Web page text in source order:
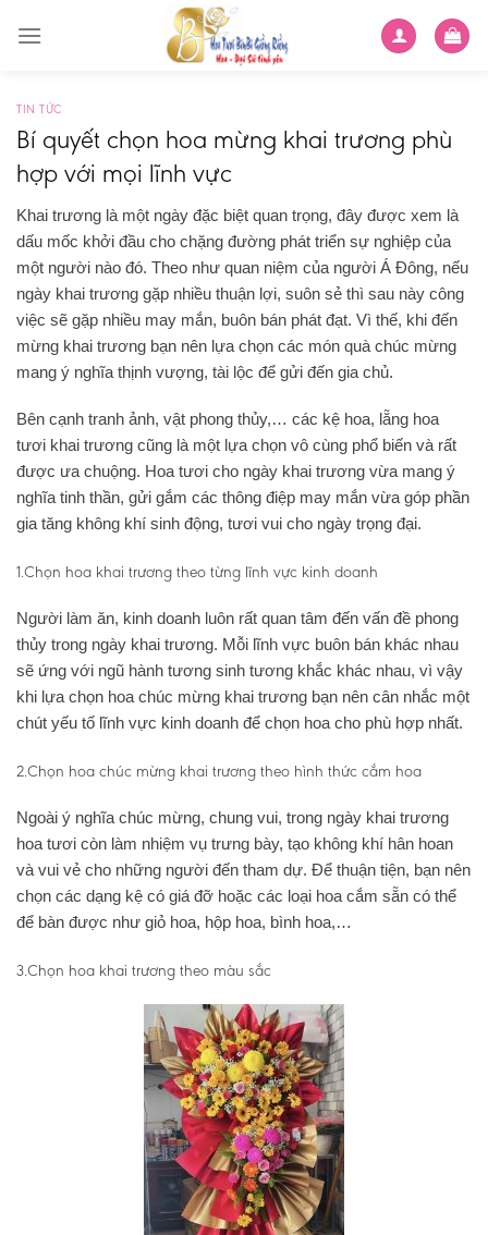
TIN TỨC
Bí quyết chọn hoa mừng khai trương phù
hợp với mọi lĩnh vực
Khai trương là một ngày đặc biệt quan trọng, đây được xem là
dấu mốc khởi đầu cho chặng đường phát triển sự nghiệp của
một người nào đó. Theo như quan niệm của người Á Đông, nếu
ngày khai trương gặp nhiều thuận lợi, suôn sẻ thì sau này công
việc sẽ gặp nhiều may mắn, buôn bán phát đạt. Vì thế, khi đến
mừng khai trương bạn nên lựa chọn các món quà chúc mừng
mang ý nghĩa thịnh vượng, tài lộc để gửi đến gia chủ.
Bên cạnh tranh ảnh, vật phong thủy,… các kệ hoa, lẵng hoa
tươi khai trương cũng là một lựa chọn vô cùng phổ biến và rất
được ưa chuộng. Hoa tươi cho ngày khai trương vừa mang ý
nghĩa tinh thần, gửi gắm các thông điệp may mắn vừa góp phần
gia tăng không khí sinh động, tươi vui cho ngày trọng đại.
1.Chọn hoa khai trương theo từng lĩnh vực kinh doanh
Người làm ăn, kinh doanh luôn rất quan tâm đến vấn đề phong
thủy trong ngày khai trương. Mỗi lĩnh vực buôn bán khác nhau
sẽ ứng với ngũ hành tương sinh tương khắc khác nhau, vì vậy
khi lựa chọn hoa chúc mừng khai trương bạn nên cân nhắc một
chút yếu tố lĩnh vực kinh doanh để chọn hoa cho phù hợp nhất.
2.Chọn hoa chúc mừng khai trương theo hình thức cắm hoa
Ngoài ý nghĩa chúc mừng, chung vui, trong ngày khai trương
hoa tươi còn làm nhiệm vụ trưng bày, tạo không khí hân hoan
và vui vẻ cho những người đến tham dự. Để thuận tiện, bạn nên
chọn các dạng kệ có giá đỡ hoặc các loại hoa cắm sẵn có thể
để bàn được như giỏ hoa, hộp hoa, bình hoa,…
3.Chọn hoa khai trương theo màu sắc